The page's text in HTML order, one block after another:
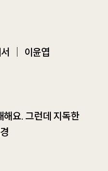
무 후원현황
곳
｜ 이윤엽
해요. 그런데 지독한